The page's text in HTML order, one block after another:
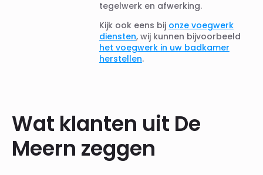
tegelwerk en afwerking.
Kijk ook eens bij onze voegwerk
diensten, wij kunnen bijvoorbeeld
het voegwerk in uw badkamer
herstellen.
Wat klanten uit De
Meern zeggen